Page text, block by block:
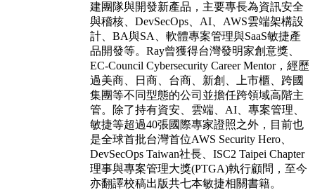
建團隊與開發新產品，主要專長為資訊安全
與稽核、DevSecOps、AI、AWS雲端架構設
計、BA與SA、軟體專案管理與SaaS敏捷產
品開發等。Ray曾獲得台灣發明家創意獎、
EC-Council Cybersecurity Career Mentor，經歷
過美商、日商、台商、新創、上市櫃、跨國
集團等不同型態的公司並擔任跨領域高階主
管。除了持有資安、雲端、AI、專案管理、
敏捷等超過40張國際專家證照之外，目前也
是全球首批台灣首位AWS Security Hero、
DevSecOps Taiwan社長、ISC2 Taipei Chapter
理事與專案管理大獎(PTGA)執行顧問，至今
亦翻譯校稿出版共七本敏捷相關書籍。